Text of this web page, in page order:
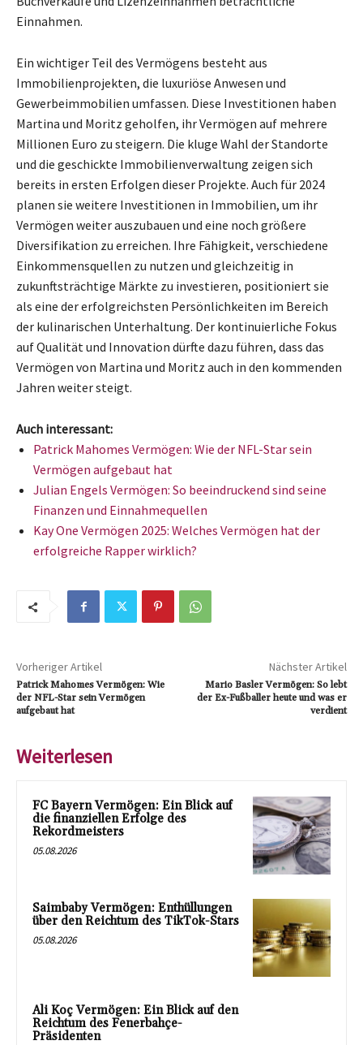
Einnahmen.
Ein wichtiger Teil des Vermögens besteht aus
Immobilienprojekten, die luxuriöse Anwesen und
Gewerbeimmobilien umfassen. Diese Investitionen haben
Martina und Moritz geholfen, ihr Vermögen auf mehrere
Millionen Euro zu steigern. Die kluge Wahl der Standorte
und die geschickte Immobilienverwaltung zeigen sich
bereits in ersten Erfolgen dieser Projekte. Auch für 2024
planen sie weitere Investitionen in Immobilien, um ihr
Vermögen weiter auszubauen und eine noch größere
Diversifikation zu erreichen. Ihre Fähigkeit, verschiedene
Einkommensquellen zu nutzen und gleichzeitig in
zukunftsträchtige Märkte zu investieren, positioniert sie
als eine der erfolgreichsten Persönlichkeiten im Bereich
der kulinarischen Unterhaltung. Der kontinuierliche Fokus
auf Qualität und Innovation dürfte dazu führen, dass das
Vermögen von Martina und Moritz auch in den kommenden
Jahren weiter steigt.
Auch interessant:
Patrick Mahomes Vermögen: Wie der NFL-Star sein
Vermögen aufgebaut hat
Julian Engels Vermögen: So beeindruckend sind seine
Finanzen und Einnahmequellen
Kay One Vermögen 2025: Welches Vermögen hat der
erfolgreiche Rapper wirklich?
Vorheriger Artikel
Patrick Mahomes Vermögen: Wie
der NFL-Star sein Vermögen
aufgebaut hat
Nächster Artikel
Mario Basler Vermögen: So lebt
der Ex-Fußballer heute und was er
verdient
Weiterlesen
FC Bayern Vermögen: Ein Blick auf
die finanziellen Erfolge des
Rekordmeisters
05.08.2026
Saimbaby Vermögen: Enthüllungen
über den Reichtum des TikTok-Stars
05.08.2026
Ali Koç Vermögen: Ein Blick auf den
Reichtum des Fenerbahçe-
Präsidenten